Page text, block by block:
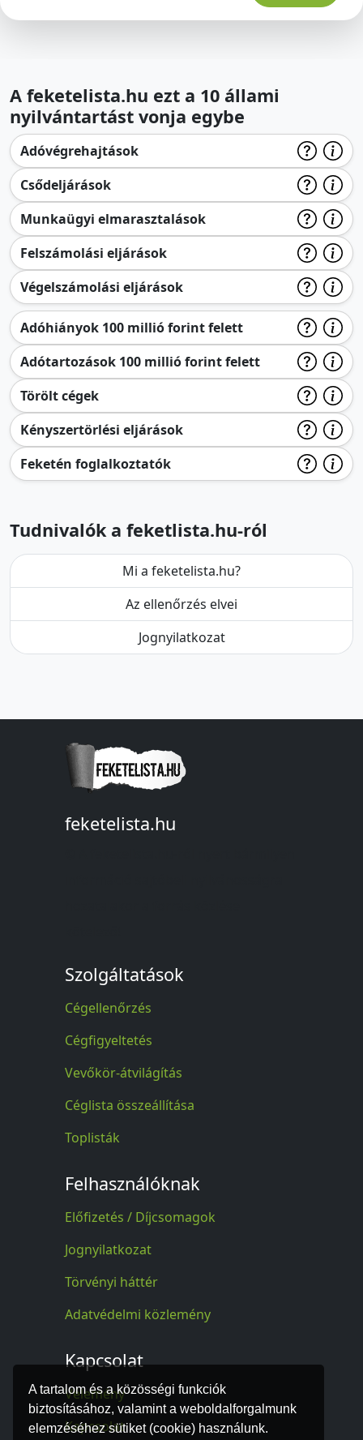
A tartalom és a közösségi funkciók
biztosításához, valamint a weboldalforgalmunk
elemzéséhez sütiket (cookie) használunk.
A feketelista.hu ezt a 10 állami
nyilvántartást vonja egybe
Adóvégrehajtások
Csődeljárások
Munkaügyi elmarasztalások
Felszámolási eljárások
Végelszámolási eljárások
Adóhiányok 100 millió forint felett
Adótartozások 100 millió forint felett
Törölt cégek
Kényszertörlési eljárások
Feketén foglalkoztatók
Tudnivalók a feketlista.hu-ról
Mi a feketelista.hu?
Az ellenőrzés elvei
Jognyilatkozat
feketelista.hu
Szolgáltatások
Cégellenőrzés
Cégfigyeltetés
Vevőkör-átvilágítás
Céglista összeállítása
Toplisták
Felhasználóknak
Előfizetés / Díjcsomagok
Jognyilatkozat
Törvényi háttér
Adatvédelmi közlemény
Kapcsolat
Vélemény
Kapcsolat